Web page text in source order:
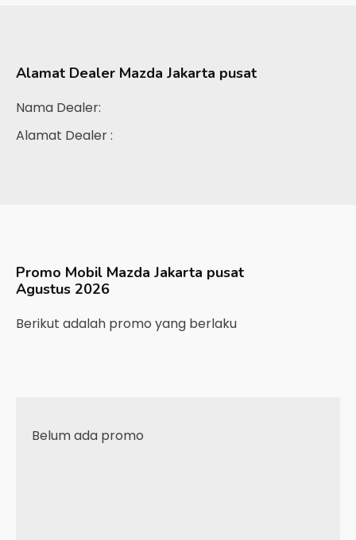
Alamat Dealer Mazda Jakarta pusat
Nama Dealer:
Alamat Dealer :
Promo Mobil Mazda Jakarta pusat
Agustus 2026
Berikut adalah promo yang berlaku
Belum ada promo